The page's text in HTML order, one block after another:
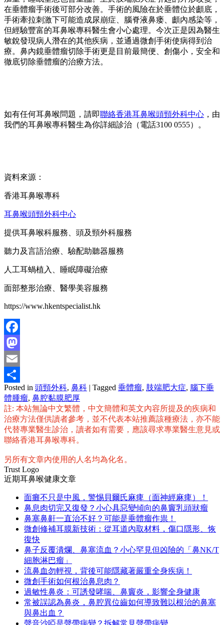
在垂體瘤手術後可部分改善。手術的風險在於垂體位於顱底，
手術牽拉刺激下可能造成尿崩症、腦脊液鼻瘘、顱內感染等，
但經驗豐富的耳鼻喉專科醫生會小心處理。今次正是因為醫生
敏銳發現病人潛在的其他疾病，並通過微創手術使病得到治
療。鼻內鏡垂體瘤切除手術更是目前最簡便、創傷小，安全和
徹底切除垂體瘤的治療方法。
如有任何耳鼻喉問題，請即聯絡香港耳鼻喉頭頸外科中心 ，由
我們的耳鼻喉專科醫生為你詳細診治（電話3100 0555）。
資料來源：
香港耳鼻喉專科
耳鼻喉頭頸外科中心
提供耳鼻喉科服務、頭及頸外科服務
聽力及言語治療、驗配助聽器服務
人工耳蝸植入、睡眠障礙治療
面部整形治療、醫學美容服務
https://www.hkentspecialist.hk
Facebook
Mastodon
Email
分
享
Posted in 頭頸外科, 鼻科 | Tagged 垂體瘤, 肢端肥大症, 腦下垂
體腫瘤, 鼻腔黏膜肥厚
註: 本站無論中文繁體，中文簡體和英文內容所提及的疾病和
治療方法僅供讀者參考，並不代表本站推薦該種療法，亦不能
代替專業醫生診治，讀者如有需要，應該尋求專業醫生意見或
聯絡香港耳鼻喉專科。
另所有文章內使用的人名均為化名。
Trust Logo
近期耳鼻喉健康文章
面癱不只是中風，警惕貝爾氏麻痺（面神經麻痺）！
鼻息肉切完又復發？小心具惡變傾向的鼻竇乳頭狀瘤
鼻塞鼻鼾一直治不好？可能是垂體瘤作祟！
微創修補耳膜新技術：從耳道內取材料，傷口隱形、恢
復快
鼻子反覆潰爛、鼻塞流血？小心罕見但凶險的「鼻NK/T
細胞淋巴瘤」
流鼻血勿輕視，背後可能隱藏著嚴重全身疾病！
微創手術如何根治鼻息肉？
過敏性鼻炎：可誘發哮喘、鼻竇炎，影響全身健康
常被誤認為鼻炎，鼻腔異位齒如何導致難以根治的鼻塞
與鼻出血？